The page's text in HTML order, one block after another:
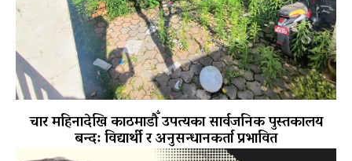
चार महिनादेखि काठमाडौँ उपत्यका सार्वजनिक पुस्तकालय
बन्द: विद्यार्थी र अनुसन्धानकर्ता प्रभावित